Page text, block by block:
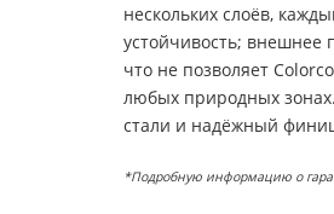
нескольких слоёв,
устойчивость; внешнее
что не позволяет
любых природных
стали и надёжный
*Подробную информацию о